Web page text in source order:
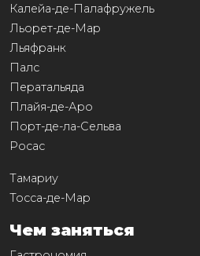
Калейа-де-Палафружель
Льорет-де-Мар
Льяфранк
Палс
Ператальяда
Плайя-де-Аро
Порт-де-ла-Сельва
Росас
Тамариу
Тосса-де-Мар
Чем заняться